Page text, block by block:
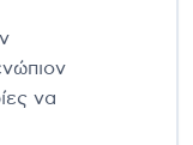
να